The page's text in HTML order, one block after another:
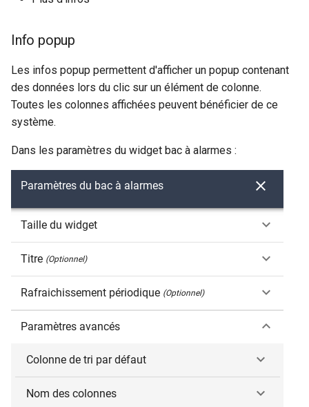
c
h
e
Utilisateurs
Info popup
Les infos popup permettent d'afficher un popup contenant
des données lors du clic sur un élément de colonne.
Toutes les colonnes affichées peuvent bénéficier de ce
système.
Dans les paramètres du widget bac à alarmes :